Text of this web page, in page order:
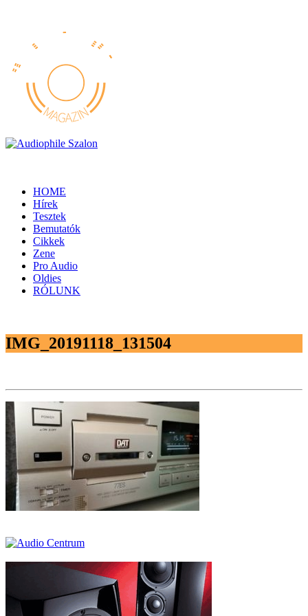
HOME
Hírek
Tesztek
Bemutatók
Cikkek
Zene
Pro Audio
Oldies
RÓLUNK
IMG_20191118_131504